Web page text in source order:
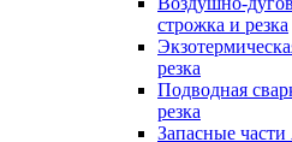
строжка и резка
резка
Подводная
резка
Запасные